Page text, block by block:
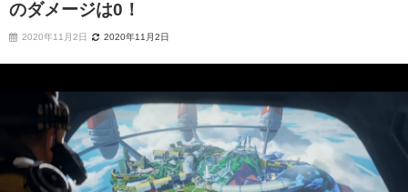
のダメージは0！
2020年11月2日 2020年11月2日